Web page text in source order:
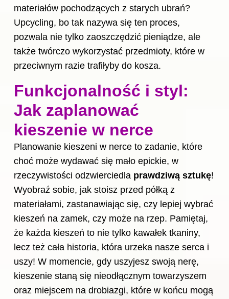
materiałów pochodzących z starych ubrań?
Upcycling, bo tak nazywa się ten proces,
pozwala nie tylko zaoszczędzić pieniądze, ale
także twórczo wykorzystać przedmioty, które w
przeciwnym razie trafiłyby do kosza.
Funkcjonalność i styl:
Jak zaplanować
kieszenie w nerce
Planowanie kieszeni w nerce to zadanie, które
choć może wydawać się mało epickie, w
rzeczywistości odzwierciedla prawdziwą sztukę!
Wyobraź sobie, jak stoisz przed półką z
materiałami, zastanawiając się, czy lepiej wybrać
kieszeń na zamek, czy może na rzep. Pamiętaj,
że każda kieszeń to nie tylko kawałek tkaniny,
lecz też cała historia, która urzeka nasze serca i
uszy! W momencie, gdy uszyjesz swoją nerę,
kieszenie staną się nieodłącznym towarzyszem
oraz miejscem na drobiazgi, które w końcu mogą